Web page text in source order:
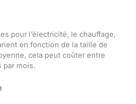
pour l’électricité, le chauffage,
en fonction de la taille de
cela peut coûter entre
par mois.